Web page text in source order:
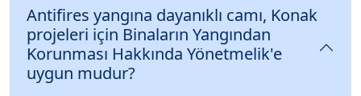
Antifires yangına dayanıklı camı, Konak
projeleri için Binaların Yangından
Korunması Hakkında Yönetmelik'e
uygun mudur?